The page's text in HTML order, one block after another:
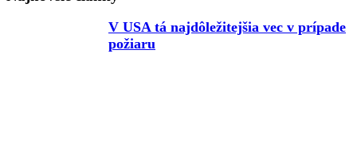
V USA tá najdôležitejšia vec v prípade
požiaru